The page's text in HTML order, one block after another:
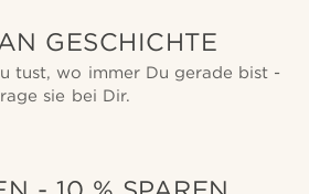
GESCHICHTE
tust, wo immer Du gerade bist -
sie bei Dir.